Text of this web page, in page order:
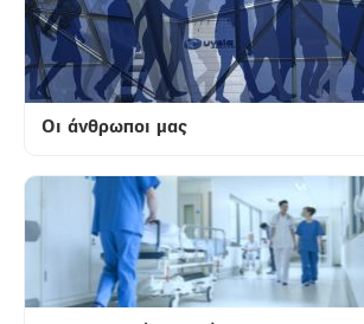
Οι άνθρωποι μας